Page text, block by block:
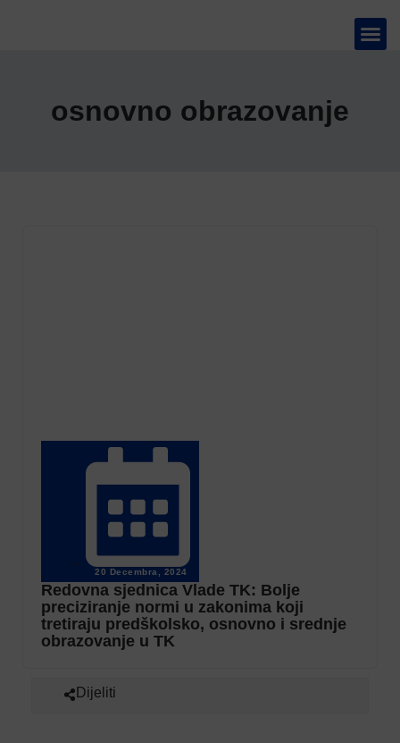
osnovno obrazovanje
20 Decembra, 2024
Redovna sjednica Vlade TK: Bolje
preciziranje normi u zakonima koji
tretiraju predškolsko, osnovno i srednje
obrazovanje u TK
Dijeliti